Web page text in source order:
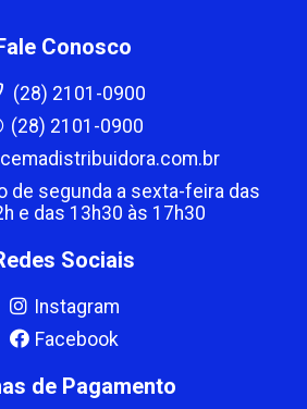
Conosco
(28) 2101-0900
(28) 2101-0900
de segunda a sexta-feira das
e das 13h30 às 17h30
Sociais
Instagram
Facebook
de Pagamento